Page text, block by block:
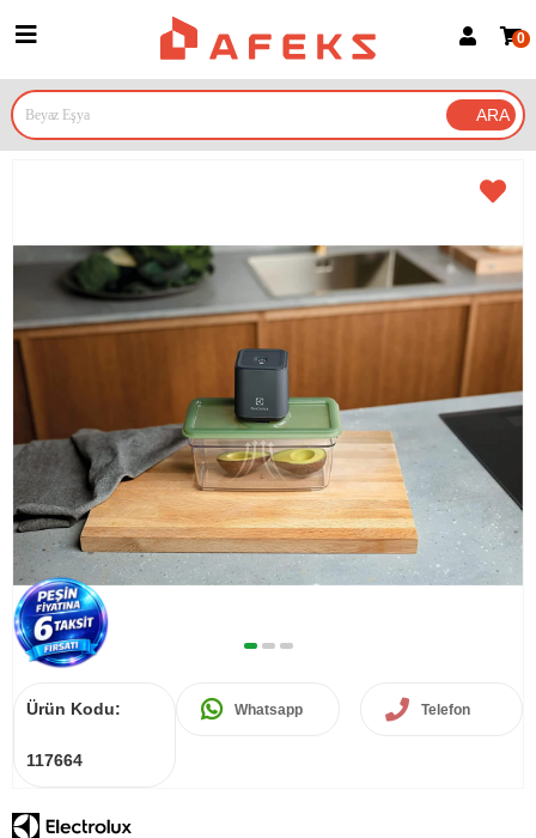
Google İle Bağlan
0
Ürün Kodu:
117664
Whatsapp Telefon